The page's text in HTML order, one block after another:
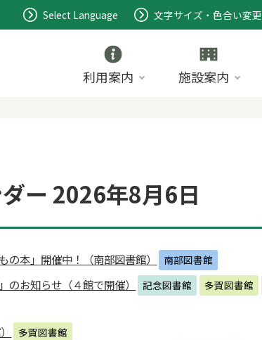
Select Language 文字サイズ・色合い変更
利用案内 施設案内
ー 2026年8月6日
本」開催中！（南部図書館） 南部図書館
のお知らせ（４館で開催） 記念図書館 多賀図書館
多賀図書館